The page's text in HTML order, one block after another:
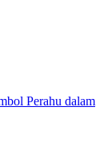
Perahu dalam